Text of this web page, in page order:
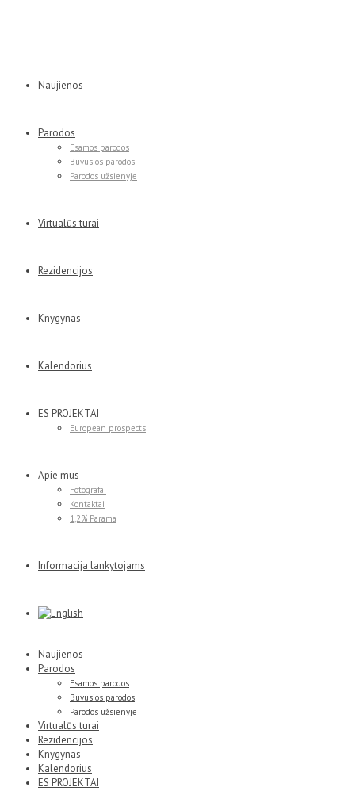
Naujienos
Parodos
Esamos parodos
Buvusios parodos
Parodos užsienyje
Virtualūs turai
Rezidencijos
Knygynas
Kalendorius
ES PROJEKTAI
European prospects
Apie mus
Fotografai
Kontaktai
1,2% Parama
Informacija lankytojams
Naujienos
Parodos
Esamos parodos
Buvusios parodos
Parodos užsienyje
Virtualūs turai
Rezidencijos
Knygynas
Kalendorius
ES PROJEKTAI